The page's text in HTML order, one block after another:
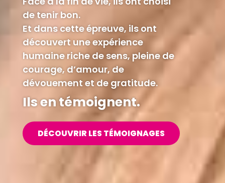
de tenir bon.
Et dans cette épreuve, ils ont
découvert une expérience
humaine riche de sens, pleine de
courage, d’amour, de
dévouement et de gratitude.
Ils en témoignent.
DÉCOUVRIR LES TÉMOIGNAGES